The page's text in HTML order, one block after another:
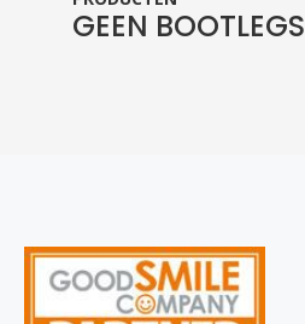
GEEN BOOTLEGS